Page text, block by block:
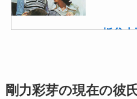
板谷由
菊池桃
剛力彩芽の現在の彼